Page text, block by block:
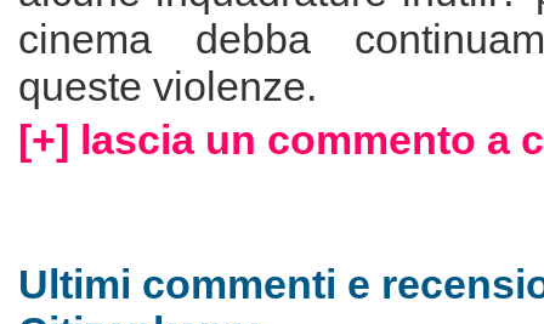
cinema debba
queste violenze.
[+] lascia un commento a
Ultimi commenti e